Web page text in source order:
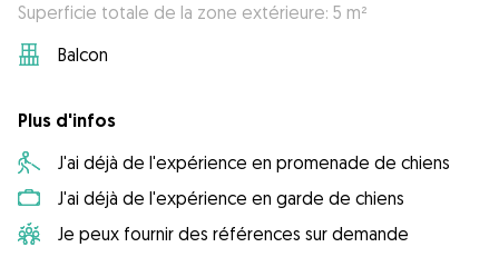
Superficie totale de la zone extérieure: 5 m²
Balcon
Plus d'infos
J'ai déjà de l'expérience en promenade de chiens
J'ai déjà de l'expérience en garde de chiens
Je peux fournir des références sur demande